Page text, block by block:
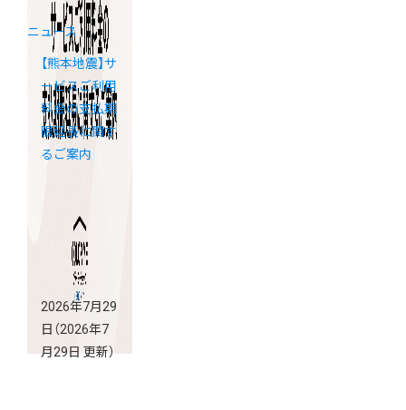
ニュース
【熊本地震】サ
ービスご利用
料金の支払期
限延長に関す
るご案内
2026年7月29
日 （2026年7
月29日 更新）